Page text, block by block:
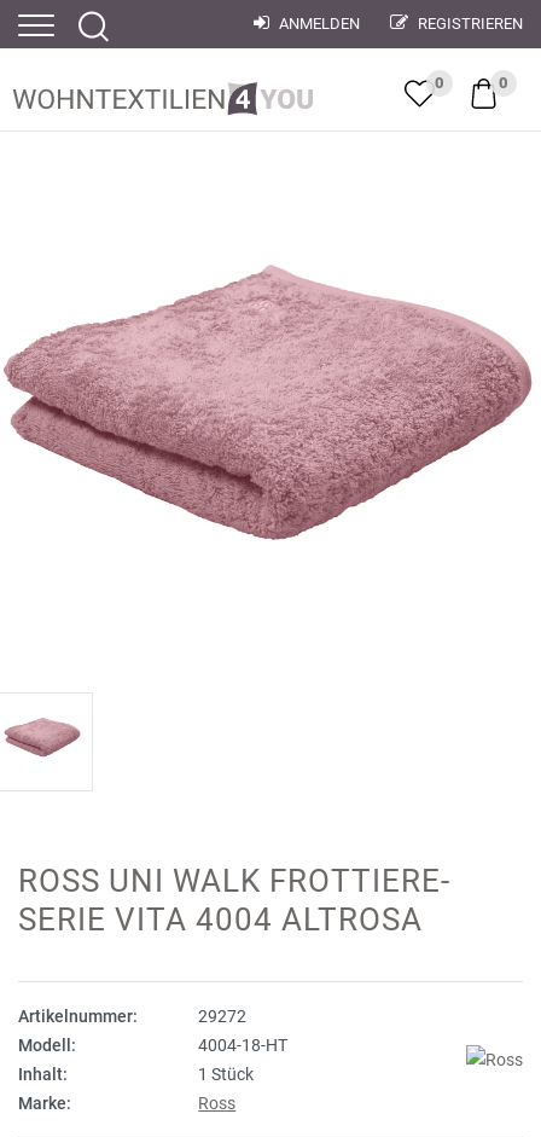
ANMELDEN REGISTRIEREN
0 0
ROSS UNI WALK FROTTIERE-
SERIE VITA 4004 ALTROSA
Artikelnummer:
29272
Modell:
4004-18-HT
Inhalt:
1 Stück
Marke:
Ross